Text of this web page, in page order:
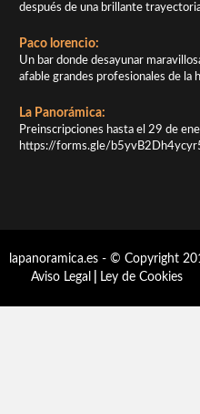
después de una brillante
Paco lorencio:
Un bar donde desayunar
afable grandes profesionales de la
La Panorámica:
Preinscripciones hasta el 29 de
https://forms.gle/
lapanoramica.es - © Copyright
Aviso Legal
Ley de Cookies